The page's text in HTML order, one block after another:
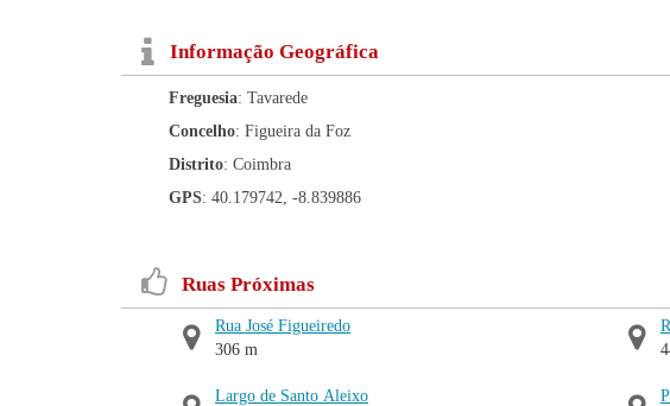
Informação Geográfica
Freguesia: Tavarede
Concelho: Figueira da Foz
Distrito: Coimbra
GPS: 40.179742, -8.839886
Ruas Próximas
Rua José Figueiredo
306 m
Largo de Santo Aleixo